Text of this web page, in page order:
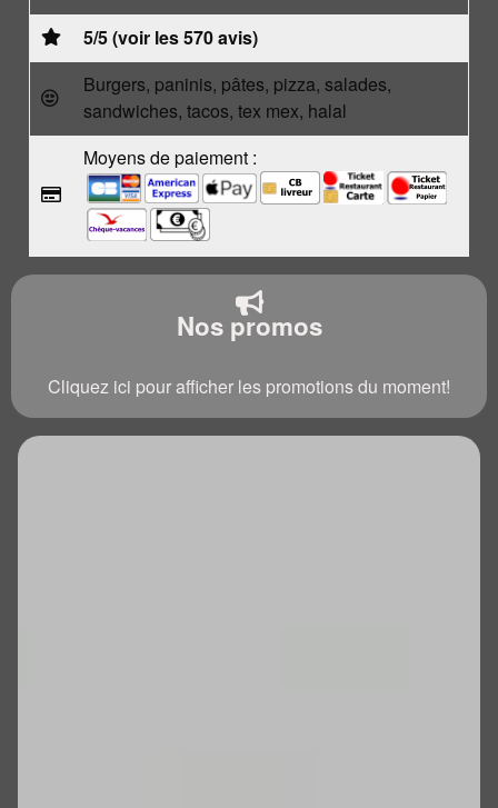
5/5 (voir les 570 avis)
Burgers, paninis, pâtes, pizza, salades,
sandwiches, tacos, tex mex, halal
Moyens de paiement :
Nos promos
Cliquez ici pour afficher les promotions du moment!